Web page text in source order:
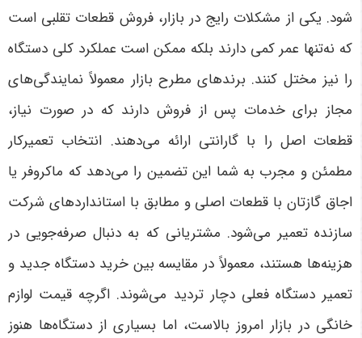
شود. یکی از مشکلات رایج در بازار، فروش قطعات تقلبی است
که نه‌تنها عمر کمی دارند بلکه ممکن است عملکرد کلی دستگاه
را نیز مختل کنند. برندهای مطرح بازار معمولاً نمایندگی‌های
مجاز برای خدمات پس از فروش دارند که در صورت نیاز،
قطعات اصل را با گارانتی ارائه می‌دهند. انتخاب تعمیرکار
مطمئن و مجرب به شما این تضمین را می‌دهد که ماکروفر یا
اجاق گازتان با قطعات اصلی و مطابق با استانداردهای شرکت
سازنده تعمیر می‌شود. مشتریانی که به دنبال صرفه‌جویی در
هزینه‌ها هستند، معمولاً در مقایسه بین خرید دستگاه جدید و
تعمیر دستگاه فعلی دچار تردید می‌شوند. اگرچه قیمت لوازم
خانگی در بازار امروز بالاست، اما بسیاری از دستگاه‌ها هنوز